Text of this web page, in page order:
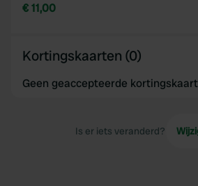
€ 11,00
Kortingskaarten (0)
Geen geaccepteerde
Is er iets veranderd?